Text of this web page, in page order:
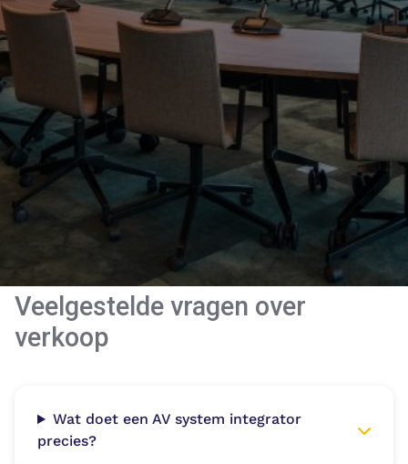
Veelgestelde vragen over
verkoop
Wat doet een AV system integrator
precies?